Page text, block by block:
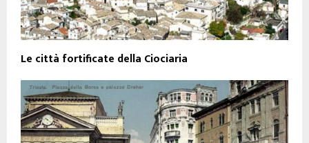
Le città fortificate della Ciociaria